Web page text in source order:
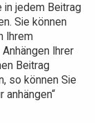
in jedem Beitrag
Sie können
Ihrem
Ihrer
Beitrag
so können Sie
anhängen“